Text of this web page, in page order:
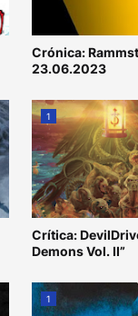
Crónica:
23.06.2023
1
Crítica:
Demons Vol. II”
1